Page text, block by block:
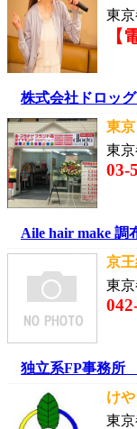
東
【
株式会社ドロッ
東
東
03-
Aile hair make 調
京
東
独立系FP事務所
け
東